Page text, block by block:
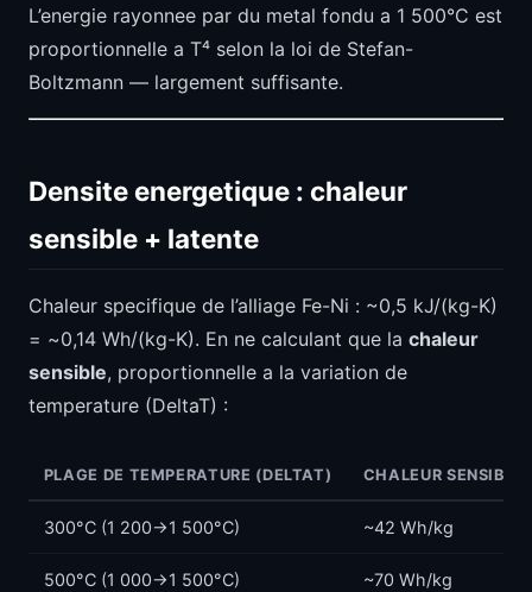
L’energie rayonnee par du metal fondu a 1 500°C est
proportionnelle a T⁴ selon la loi de Stefan-
Boltzmann — largement suffisante.
Densite energetique : chaleur
sensible + latente
Chaleur specifique de l’alliage Fe-Ni : ~0,5 kJ/(kg-K)
= ~0,14 Wh/(kg-K). En ne calculant que la chaleur
sensible, proportionnelle a la variation de
temperature (DeltaT) :
PLAGE DE TEMPERATURE (DELTAT) CHALEUR SENSIBLE
300°C (1 200->1 500°C) ~42 Wh/kg
500°C (1 000->1 500°C) ~70 Wh/kg